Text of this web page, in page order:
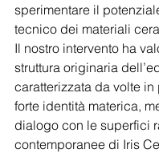
sperimentare il
tecnico dei materiali
Il nostro intervento ha
struttura originaria
caratterizzata da volte in
forte identità materica,
dialogo con le superfici
contemporanee di Iris